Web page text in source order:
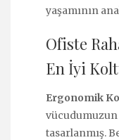
yaşamının
Ofiste
En İyi
Ergonomik
vücudumuzun
tasarlanmış.